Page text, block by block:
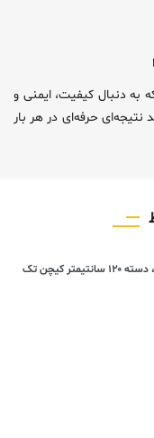
به دنبال کیفیت، ایمنی و
حرفه‌ای در هر بار